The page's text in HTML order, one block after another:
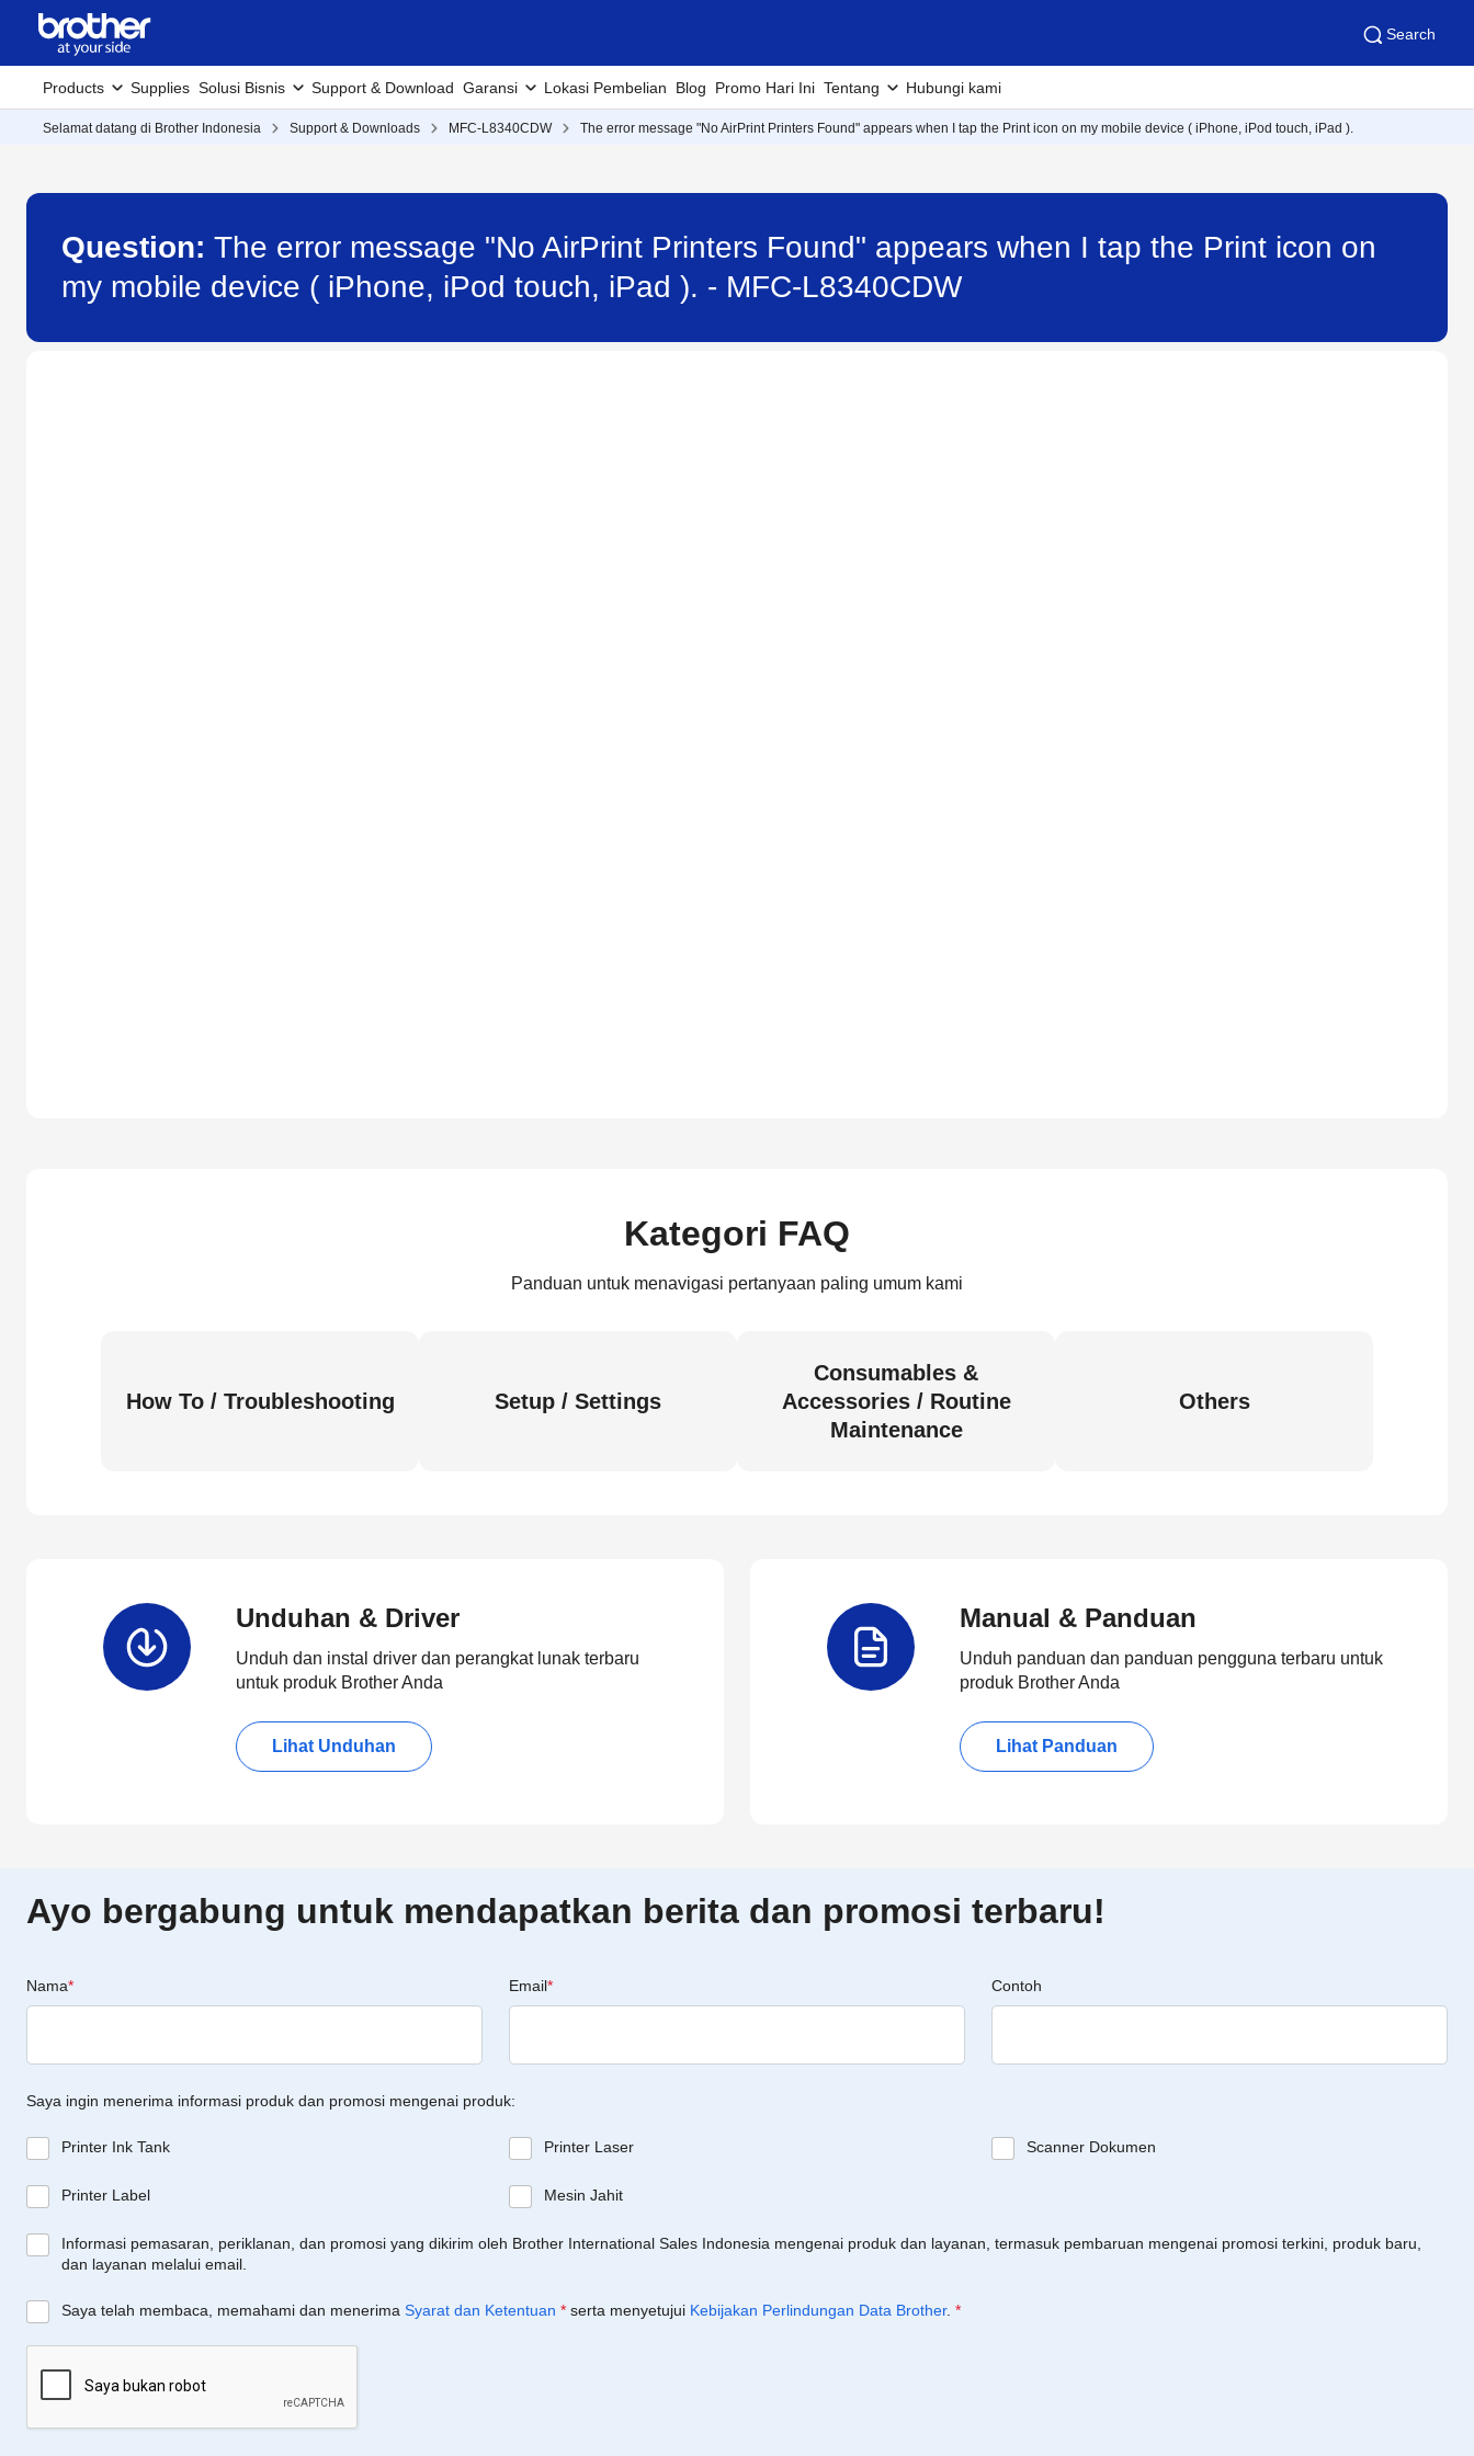
Search
Products Supplies Solusi Bisnis Support & Download Garansi Lokasi Pembelian Blog Promo Hari Ini Tentang Hubungi kami
Selamat datang di Brother Indonesia Support & Downloads MFC-L8340CDW The error message "No AirPrint Printers Found" appears when I tap the Print icon on my mobile device ( iPhone, iPod touch, iPad ).
Question: The error message "No AirPrint Printers Found" appears when I tap the Print icon on
my mobile device ( iPhone, iPod touch, iPad ). - MFC-L8340CDW
Kategori FAQ
Panduan untuk menavigasi pertanyaan paling umum kami
How To / Troubleshooting Setup / Settings
Consumables &
Accessories / Routine
Maintenance
Others
Unduhan & Driver
Unduh dan instal driver dan perangkat lunak terbaru
untuk produk Brother Anda
Lihat Unduhan
Manual & Panduan
Unduh panduan dan panduan pengguna terbaru untuk
produk Brother Anda
Lihat Panduan
Ayo bergabung untuk mendapatkan berita dan promosi terbaru!
Nama* Email* Contoh
Saya ingin menerima informasi produk dan promosi mengenai produk:
Printer Ink Tank Printer Laser Scanner Dokumen
Printer Label Mesin Jahit
Informasi pemasaran, periklanan, dan promosi yang dikirim oleh Brother International Sales Indonesia mengenai produk dan layanan, termasuk pembaruan mengenai promosi terkini, produk baru,
dan layanan melalui email.
Saya telah membaca, memahami dan menerima Syarat dan Ketentuan * serta menyetujui Kebijakan Perlindungan Data Brother. *